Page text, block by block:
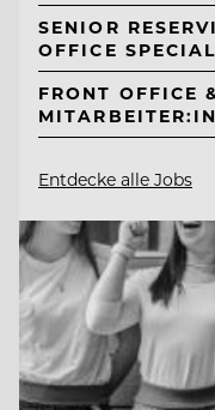
SENIOR
OFFICE
FRONT OFFICE
MITARBEITER:IN
Entdecke alle Jobs